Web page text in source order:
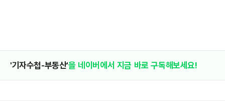
'기자수첩-부동산'을 네이버에서 지금 바로 구독해보세요!